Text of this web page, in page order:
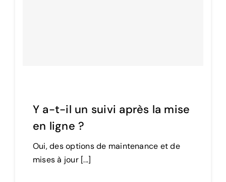
Y a-t-il un suivi après la mise
en ligne ?
Oui, des options de maintenance et de
mises à jour [...]